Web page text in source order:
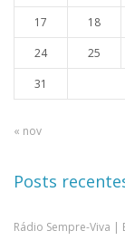
17
18
24
25
31
« nov
Posts
Rádio Sempre-Viva |